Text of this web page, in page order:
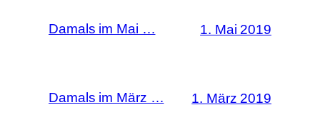
Damals im Mai … 1. Mai 2019
Damals im März … 1. März 2019